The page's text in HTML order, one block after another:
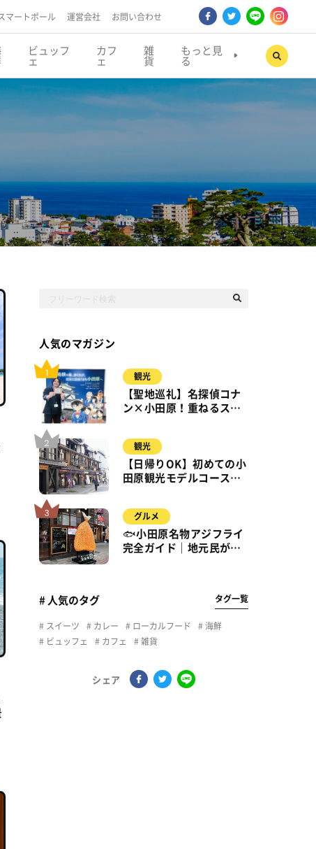
マートポール 運営会社 お問い合わせ
ビュッフ
ェ
カフ
ェ
雑
貨
もっと見
る
人気のマガジン
観光
【聖地巡礼】名探偵コナ
ン×小田原！重ねるスタ
で】小田原・箱根・湯河
原
観光
【日帰りOK】初めての小
田原観光モデルコース｜
満喫
グルメ
🐟小田原名物アジフライ
完全ガイド｜地元民が通
# 人気のタグ タグ一覧
スイーツ カレー ローカルフード
海鮮
ビュッフェ
カフェ 雑貨
シェア